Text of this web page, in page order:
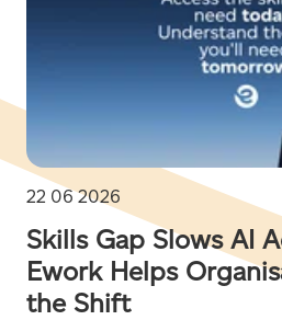
22 06 2026
Skills Gap Slows AI
Ework Helps
the Shift